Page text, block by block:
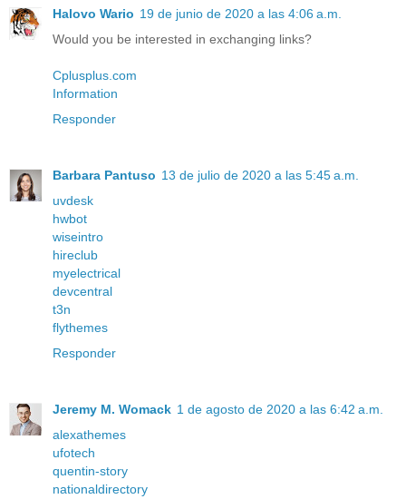
Halovo Wario 19 de junio de 2020 a las 4:06 a.m.
Would you be interested in exchanging links?
Cplusplus.com
Information
Responder
Barbara Pantuso 13 de julio de 2020 a las 5:45 a.m.
uvdesk
hwbot
wiseintro
hireclub
myelectrical
devcentral
t3n
flythemes
Responder
Jeremy M. Womack 1 de agosto de 2020 a las 6:42 a.m.
alexathemes
ufotech
quentin-story
nationaldirectory